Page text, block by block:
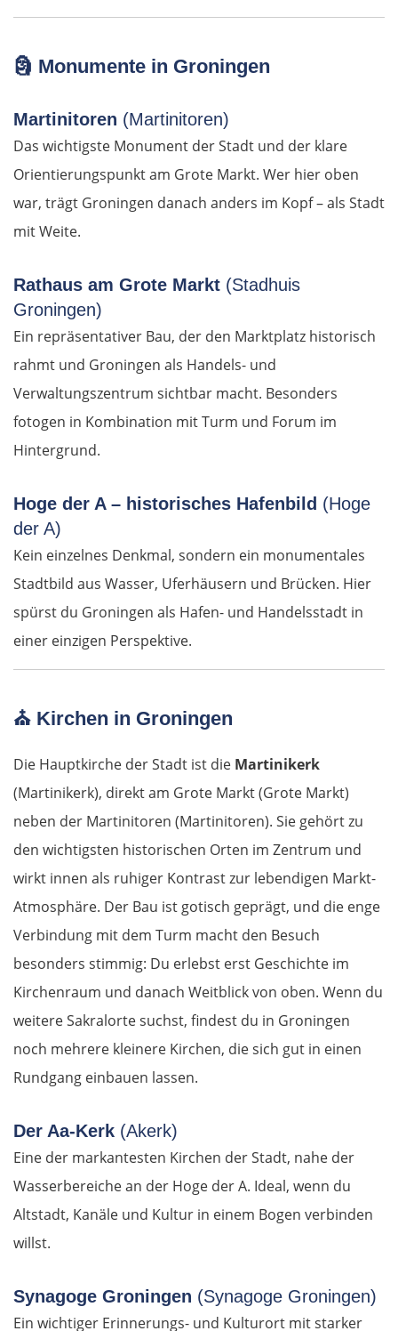
🗿 Monumente in Groningen
Martinitoren (Martinitoren)
Das wichtigste Monument der Stadt und der klare
Orientierungspunkt am Grote Markt. Wer hier oben
war, trägt Groningen danach anders im Kopf – als Stadt
mit Weite.
Rathaus am Grote Markt (Stadhuis
Groningen)
Ein repräsentativer Bau, der den Marktplatz historisch
rahmt und Groningen als Handels- und
Verwaltungszentrum sichtbar macht. Besonders
fotogen in Kombination mit Turm und Forum im
Hintergrund.
Hoge der A – historisches Hafenbild (Hoge
der A)
Kein einzelnes Denkmal, sondern ein monumentales
Stadtbild aus Wasser, Uferhäusern und Brücken. Hier
spürst du Groningen als Hafen- und Handelsstadt in
einer einzigen Perspektive.
⛪ Kirchen in Groningen
Die Hauptkirche der Stadt ist die Martinikerk
(Martinikerk), direkt am Grote Markt (Grote Markt)
neben der Martinitoren (Martinitoren). Sie gehört zu
den wichtigsten historischen Orten im Zentrum und
wirkt innen als ruhiger Kontrast zur lebendigen Markt-
Atmosphäre. Der Bau ist gotisch geprägt, und die enge
Verbindung mit dem Turm macht den Besuch
besonders stimmig: Du erlebst erst Geschichte im
Kirchenraum und danach Weitblick von oben. Wenn du
weitere Sakralorte suchst, findest du in Groningen
noch mehrere kleinere Kirchen, die sich gut in einen
Rundgang einbauen lassen.
Der Aa-Kerk (Akerk)
Eine der markantesten Kirchen der Stadt, nahe der
Wasserbereiche an der Hoge der A. Ideal, wenn du
Altstadt, Kanäle und Kultur in einem Bogen verbinden
willst.
Synagoge Groningen (Synagoge Groningen)
Ein wichtiger Erinnerungs- und Kulturort mit starker
Taus
Deutschland Süd
Cham
Regensburg
Pfaffenhofen an der Ilm
München
Rosenheim
Österreich
Salzburg
Vöcklabruck
Amstetten
Slowakei
Trnava
Nitra
Nové Zámky
Ungarn Nord
Esztergom
Budapest
Jászberény
Tiszafüred
Rumänien Ost